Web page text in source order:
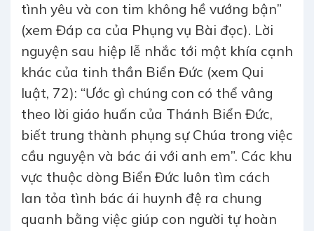
tình yêu và con tim không hề vướng bận”
(xem Đáp ca của Phụng vụ Bài đọc). Lời
nguyện sau hiệp lễ nhắc tới một khía cạnh
khác của tinh thần Biển Đức (xem Qui
luật, 72): “Ước gì chúng con có thể vâng
theo lời giáo huấn của Thánh Biển Đức,
biết trung thành phụng sự Chúa trong việc
cầu nguyện và bác ái với anh em”. Các khu
vực thuộc dòng Biển Đức luôn tìm cách
lan tỏa tình bác ái huynh đệ ra chung
quanh bằng việc giúp con người tự hoàn